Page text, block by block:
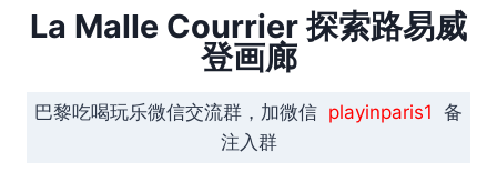
La Malle Courrier 探索路易威
登画廊
巴黎吃喝玩乐微信交流群，加微信 playinparis1 备
注入群